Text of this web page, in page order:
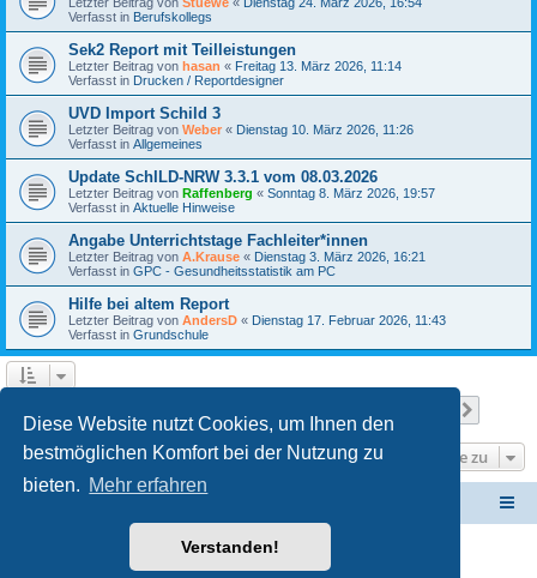
Diese Website nutzt Cookies, um Ihnen den
bestmöglichen Komfort bei der Nutzung zu
bieten. Mehr erfahren
Verstanden!
Verfasst in Berufskollegs
Sek2 Report mit Teilleistungen
Letzter Beitrag von hasan « Freitag 13. März 2026, 11:14
Verfasst in Drucken / Reportdesigner
UVD Import Schild 3
Letzter Beitrag von Weber « Dienstag 10. März 2026, 11:26
Verfasst in Allgemeines
Update SchILD-NRW 3.3.1 vom 08.03.2026
Letzter Beitrag von Raffenberg « Sonntag 8. März 2026, 19:57
Verfasst in Aktuelle Hinweise
Angabe Unterrichtstage Fachleiter*innen
Letzter Beitrag von A.Krause « Dienstag 3. März 2026, 16:21
Verfasst in GPC - Gesundheitsstatistik am PC
Hilfe bei altem Report
Letzter Beitrag von AndersD « Dienstag 17. Februar 2026, 11:43
Verfasst in Grundschule
Gehe zu
Powered byphpBB® Forum Software © phpBB Limited
phpBB.de